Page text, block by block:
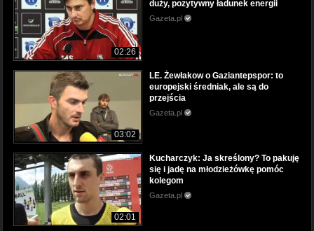
02:26
duży, pozytywny ładunek energii
Gazeta.pl
03:02
LE. Żewłakow o Gaziantepspor: to
europejski średniak, ale są do
przejścia
Gazeta.pl
02:01
Kucharczyk: Ja skreślony? To pakuję
się i jadę na młodzieżówkę pomóc
kolegom
Gazeta.pl